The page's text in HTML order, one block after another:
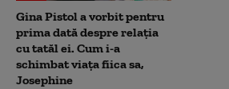
Gina Pistol a vorbit pentru
prima dată despre relația
cu tatăl ei. Cum i-a
schimbat viața fiica sa,
Josephine